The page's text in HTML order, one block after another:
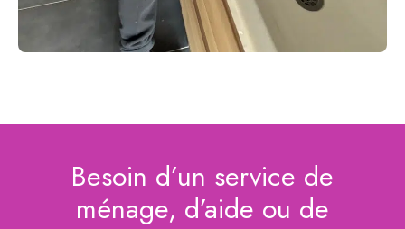
Besoin d’un service de
ménage, d’aide ou de